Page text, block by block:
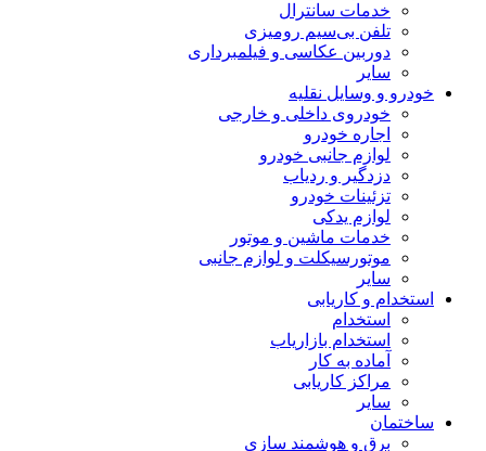
خدمات سانترال
تلفن بی‌سیم رومیزی
دوربین عکاسی و فیلمبرداری
سایر
خودرو و وسایل نقلیه
خودروی داخلی و خارجی
اجاره خودرو
لوازم جانبی خودرو
دزدگیر و ردیاب
تزئینات خودرو
لوازم یدکی
خدمات ماشین و موتور
موتورسیکلت و لوازم جانبی
سایر
استخدام و کاریابی
استخدام
استخدام بازاریاب
آماده به کار
مراکز کاریابی
سایر
ساختمان
برق و هوشمند سازی